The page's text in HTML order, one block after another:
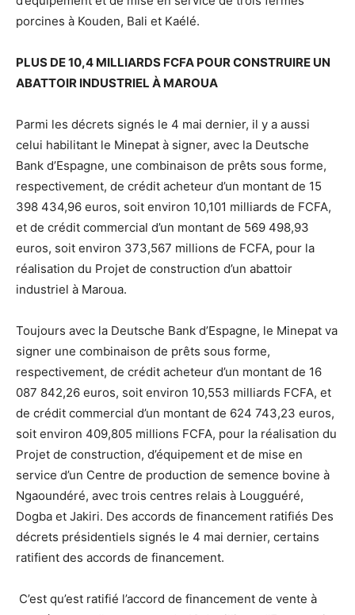
porcines à Kouden, Bali et Kaélé.
PLUS DE 10,4 MILLIARDS FCFA POUR CONSTRUIRE UN
ABATTOIR INDUSTRIEL À MAROUA
Parmi les décrets signés le 4 mai dernier, il y a aussi
celui habilitant le Minepat à signer, avec la Deutsche
Bank d’Espagne, une combinaison de prêts sous forme,
respectivement, de crédit acheteur d’un montant de 15
398 434,96 euros, soit environ 10,101 milliards de FCFA,
et de crédit commercial d’un montant de 569 498,93
euros, soit environ 373,567 millions de FCFA, pour la
réalisation du Projet de construction d’un abattoir
industriel à Maroua.
Toujours avec la Deutsche Bank d’Espagne, le Minepat va
signer une combinaison de prêts sous forme,
respectivement, de crédit acheteur d’un montant de 16
087 842,26 euros, soit environ 10,553 milliards FCFA, et
de crédit commercial d’un montant de 624 743,23 euros,
soit environ 409,805 millions FCFA, pour la réalisation du
Projet de construction, d’équipement et de mise en
service d’un Centre de production de semence bovine à
Ngaoundéré, avec trois centres relais à Lougguéré,
Dogba et Jakiri. Des accords de financement ratifiés Des
décrets présidentiels signés le 4 mai dernier, certains
ratifient des accords de financement.
C’est qu’est ratifié l’accord de financement de vente à